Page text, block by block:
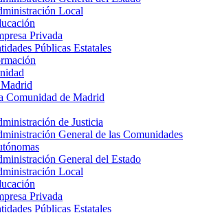
Local
Privada
Públicas Estatales
Comunidad de Madrid
de Justicia
General de las Comunidades
General del Estado
Local
Privada
Públicas Estatales